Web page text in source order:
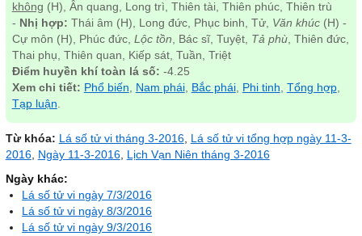
không (H), Ân quang, Long trì, Thiên tài, Thiên phúc, Thiên trù
- Nhị hợp: Thái âm (H), Long đức, Phục binh, Tử, Văn khúc(H) -
Cự môn (H), Phúc đức, Lộc tồn, Bác sĩ, Tuyệt, Tả phù, Thiên đức,
Thai phụ, Thiên quan, Kiếp sát, Tuần, Triệt
Điểm huyền khí toàn lá số: -4.25
Xem chi tiết: Phổ biến, Nam phái, Bắc phái, Phi tinh, Tổng hợp,
Tạp luận.
Từ khóa: Lá số tử vi tháng 3-2016,
Lá số tử vi tổng hợp ngày 11-3-
2016, Ngày 11-3-2016,
Lịch Vạn Niên tháng 3-2016
Ngày khác:
Lá số tử vi ngày 7/3/2016
Lá số tử vi ngày 8/3/2016
Lá số tử vi ngày 9/3/2016